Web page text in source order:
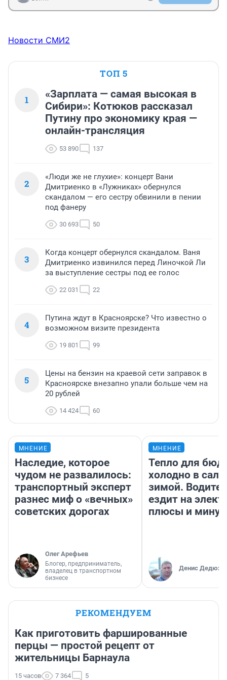
Новости СМИ2
ТОП 5
1
«Зарплата — самая высокая в
Сибири»: Котюков рассказал
Путину про экономику края —
онлайн-трансляция
53 890 137
2
«Люди же не глухие»: концерт Вани
Дмитриенко в «Лужниках» обернулся
скандалом — его сестру обвинили в пении
под фанеру
30 693 50
3
Когда концерт обернулся скандалом. Ваня
Дмитриенко извинился перед Линочкой Ли
за выступление сестры под ее голос
22 031 22
4
Путина ждут в Красноярске? Что известно о
возможном визите президента
19 801 99
5
Цены на бензин на краевой сети заправок в
Красноярске внезапно упали больше чем на
20 рублей
14 424 60
МНЕНИЕ
Наследие, которое
чудом не развалилось:
транспортный эксперт
разнес миф о «вечных»
советских дорогах
Олег Арефьев
Блогер, предприниматель,
владелец в транспортном
бизнесе
МНЕНИЕ
Тепло для
холодно в
зимой.
ездит на
плюсы и
Денис
РЕКОМЕНДУЕМ
Как приготовить фаршированные
перцы — простой рецепт от
жительницы Барнаула
15 часов 7 364 5